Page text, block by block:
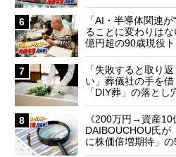
6
「AI・半導体関連が
ることに変わりは
億円超の90歳現役
7
「失敗すると取り
い」葬儀社の手を
「DIY葬」の落と
に…
8
《200万円→資産10
DAIBOUCHOU氏が
に株価倍増期待」の